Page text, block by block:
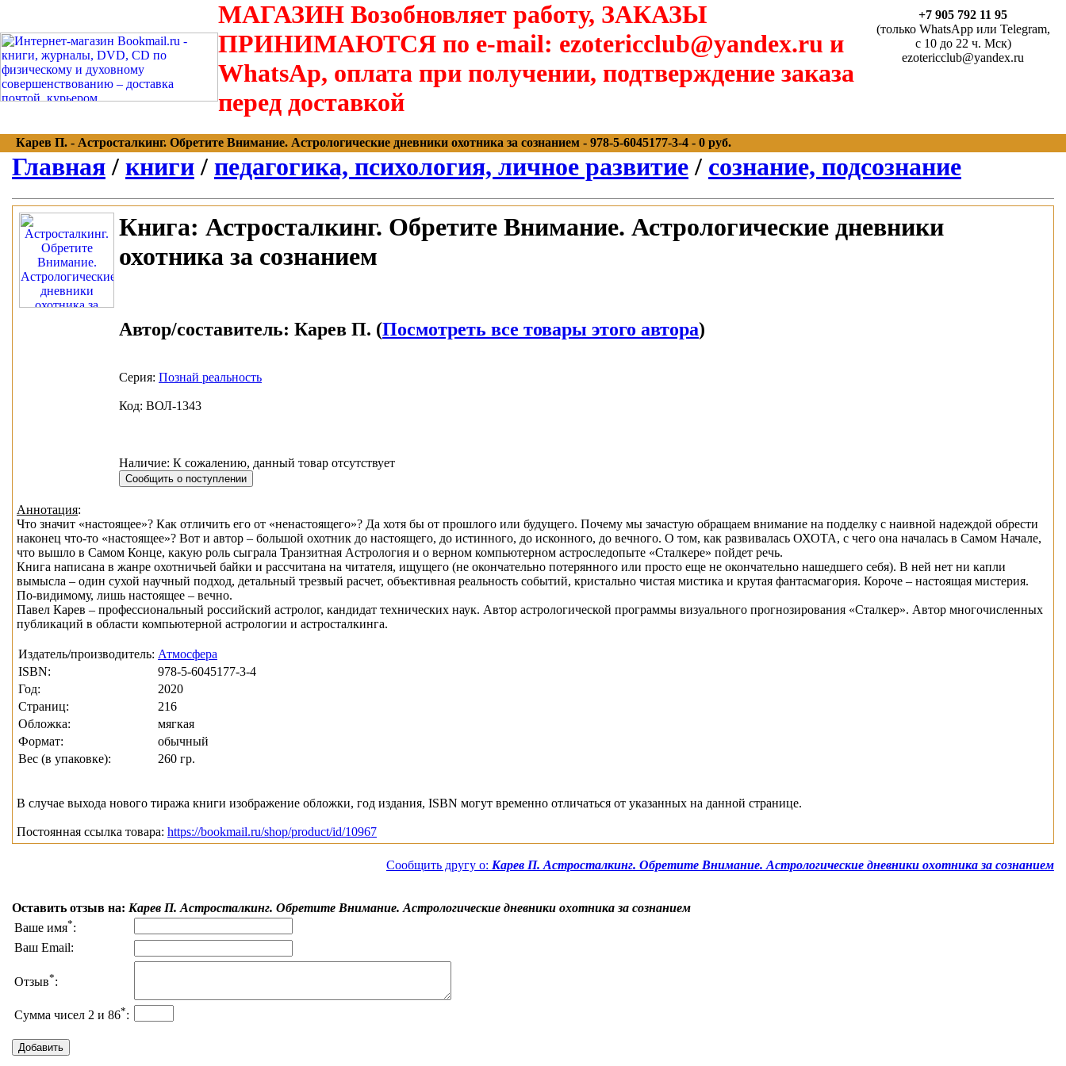
МАГАЗИН Возобновляет работу, ЗАКАЗЫ
ПРИНИМАЮТСЯ по e-mail: ezotericclub@yandex.ru и
WhatsAp, оплата при получении, подтверждение заказа
перед доставкой
+7 905 792 11 95
(только WhatsApp или Telegram,
с 10 до 22 ч. Мск)
ezotericclub@yandex.ru
Карев П. - Астросталкинг. Обретите Внимание. Астрологические дневники охотника за сознанием - 978-5-6045177-3-4 - 0 руб.
Главная / книги / педагогика, психология, личное развитие / сознание, подсознание
Книга: Астросталкинг. Обретите Внимание. Астрологические дневники
охотника за сознанием
Автор/составитель: Карев П. (Посмотреть все товары этого автора)
Серия: Познай реальность
Код: ВОЛ-1343
Наличие: К сожалению, данный товар отсутствует
Аннотация:
Что значит «настоящее»? Как отличить его от «ненастоящего»? Да хотя бы от прошлого или будущего. Почему мы зачастую обращаем внимание на подделку с наивной надеждой обрести
наконец что-то «настоящее»? Вот и автор – большой охотник до настоящего, до истинного, до исконного, до вечного. О том, как развивалась ОХОТА, с чего она началась в Самом Начале,
что вышло в Самом Конце, какую роль сыграла Транзитная Астрология и о верном компьютерном астроследопыте «Сталкере» пойдет речь.
Книга написана в жанре охотничьей байки и рассчитана на читателя, ищущего (не окончательно потерянного или просто еще не окончательно нашедшего себя). В ней нет ни капли
вымысла – один сухой научный подход, детальный трезвый расчет, объективная реальность событий, кристально чистая мистика и крутая фантасмагория. Короче – настоящая мистерия.
По-видимому, лишь настоящее – вечно.
Павел Карев – профессиональный российский астролог, кандидат технических наук. Автор астрологической программы визуального прогнозирования «Сталкер». Автор многочисленных
публикаций в области компьютерной астрологии и астросталкинга.
Издатель/производитель: Атмосфера
ISBN:
978-5-6045177-3-4
Год:
2020
Страниц:
216
Обложка:
мягкая
Формат:
обычный
Вес (в упаковке):
260 гр.
В случае выхода нового тиража книги изображение обложки, год издания, ISBN могут временно отличаться от указанных на данной странице.
Постоянная ссылка товара: https://bookmail.ru/shop/product/id/10967
Сообщить другу о: Карев П. Астросталкинг. Обретите Внимание. Астрологические дневники охотника за сознанием
Оставить отзыв на: Карев П. Астросталкинг. Обретите Внимание. Астрологические дневники охотника за сознанием
Ваше имя*:
Ваш Email:
Отзыв*:
Сумма чисел 2 и 86*: